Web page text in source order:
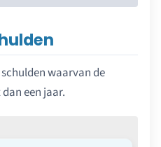
waarvan de
een jaar.